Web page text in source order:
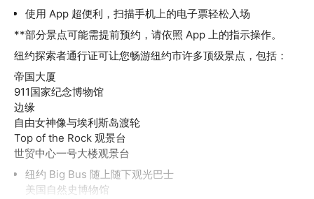
使用 App 超便利，扫描手机上的电子票轻松入场
**部分景点可能需提前预约，请依照 App 上的指示操作。
纽约探索者通行证可让您畅游纽约市许多顶级景点，包括：
帝国大厦
911国家纪念博物馆
边缘
自由女神像与埃利斯岛渡轮
Top of the Rock 观景台
世贸中心一号大楼观景台
纽约 Big Bus 随上随下观光巴士
美国自然史博物馆